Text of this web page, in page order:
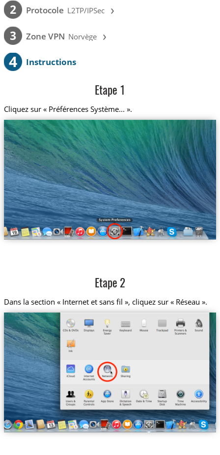
2 Protocole L2TP/IPSec ›
3 Zone VPN Norvège ›
4 Instructions
Etape 1
Cliquez sur « Préférences Système... ».
Etape 2
Dans la section « Internet et sans fil », cliquez sur « Réseau ».